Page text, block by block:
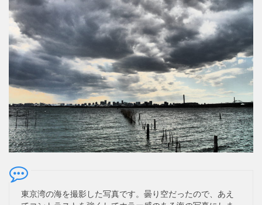
東京湾の海を撮影した写真です。曇り空だったので、あえ